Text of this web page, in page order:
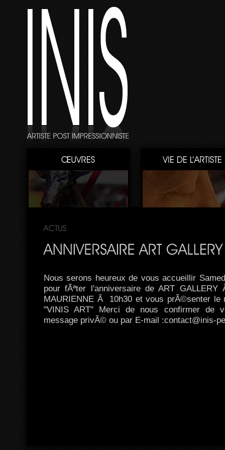
Nous serons heureux de vous accueillir
pour fÃªter l'anniversaire de ART
MAURIENNE Ã 10h30 et vous prÃ©senter le
"VINIS ART" Merci de nous confirmer de
message privÃ© ou par E-mail :contact@inis-